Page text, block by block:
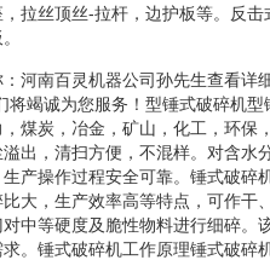
拉丝顶丝-拉杆，边护板等。反
河南百灵机器公司孙先生查看详
将竭诚为您服务！型锤式破碎机
煤炭，冶金，矿山，化工，环保
出，清扫方便，不混样。对含水
产操作过程安全可靠。锤式破碎
大，生产效率高等特点，可作干
中等硬度及脆性物料进行细碎。
。锤式破碎机工作原理锤式破